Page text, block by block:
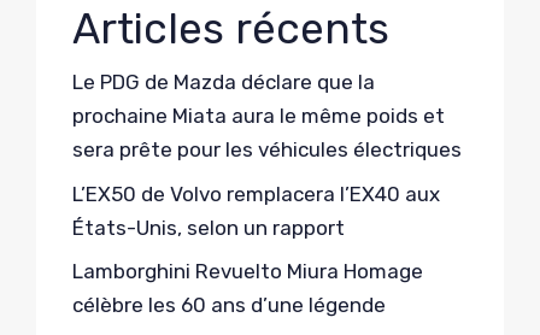
Articles récents
Le PDG de Mazda déclare que la
prochaine Miata aura le même poids et
sera prête pour les véhicules électriques
L’EX50 de Volvo remplacera l’EX40 aux
États-Unis, selon un rapport
Lamborghini Revuelto Miura Homage
célèbre les 60 ans d’une légende